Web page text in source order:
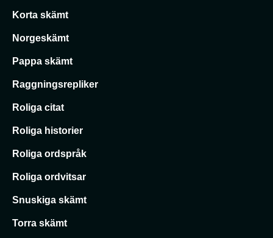
Korta skämt
Norgeskämt
Pappa skämt
Raggningsrepliker
Roliga citat
Roliga historier
Roliga ordspråk
Roliga ordvitsar
Snuskiga skämt
Torra skämt